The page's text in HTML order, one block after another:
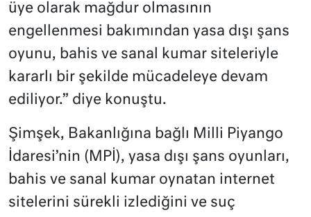
üye olarak mağdur olmasının
engellenmesi bakımından yasa dışı şans
oyunu, bahis ve sanal kumar siteleriyle
kararlı bir şekilde mücadeleye devam
ediliyor.” diye konuştu.
Şimşek, Bakanlığına bağlı Milli Piyango
İdaresi’nin (MPİ), yasa dışı şans oyunları,
bahis ve sanal kumar oynatan internet
sitelerini sürekli izlediğini ve suç